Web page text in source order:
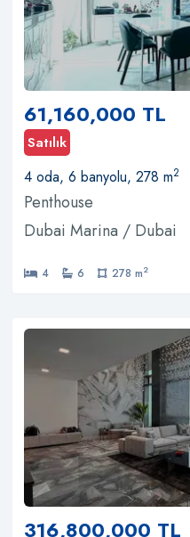
61,160,000 TL
Satılık
4 oda, 6 banyolu, 278 m2
Penthouse
Dubai Marina / Dubai
4 6 278 m2
316,800,000 TL